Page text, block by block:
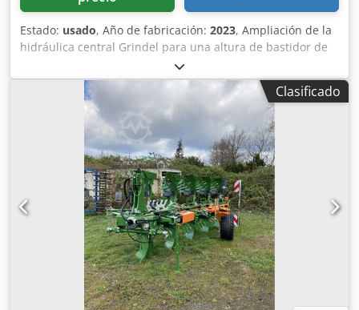
Estado: usado, Año de fabricación: 2023, Ampliación de la
hidráulica central Grindel para una altura de bastidor de
80, 1 cuerpo de arado STW / 35, 1 par de rejas de 430, 1
par de puntas de reja HD, 1 par de chapas insertables
para STW / 35, 1 par de soportes para disco cuchilla para
disco cuchilla Variopf D 500 dentado y / con suspensión, 1
Cjdpfx Asr Ucigjlxsrf
Clasificado